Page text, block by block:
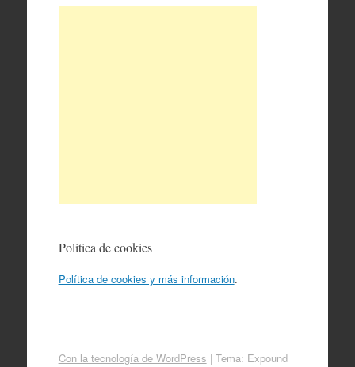
Política de cookies
Política de cookies y más información.
Con la tecnología de WordPress | Tema: Expound